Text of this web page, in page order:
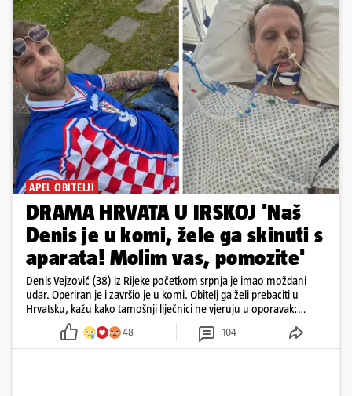
APEL OBITELJI
DRAMA HRVATA U IRSKOJ 'Naš
Denis je u komi, žele ga skinuti s
aparata! Molim vas, pomozite'
Denis Vejzović (38) iz Rijeke početkom srpnja je imao moždani
udar. Operiran je i završio je u komi. Obitelj ga želi prebaciti u
Hrvatsku, kažu kako tamošnji liječnici ne vjeruju u oporavak:
'Imamo 72 sata'
48 104